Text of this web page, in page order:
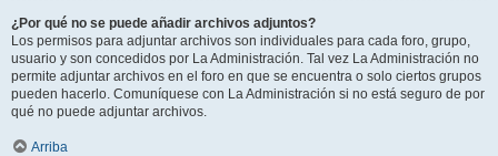
¿Por qué no se puede añadir archivos adjuntos?
Los permisos para adjuntar archivos son individuales para cada foro, grupo,
usuario y son concedidos por La Administración. Tal vez La Administración no
permite adjuntar archivos en el foro en que se encuentra o solo ciertos grupos
pueden hacerlo. Comuníquese con La Administración si no está seguro de por
qué no puede adjuntar archivos.
Arriba